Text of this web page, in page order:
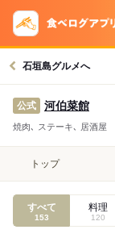
石垣島グルメへ
公式 河伯菜館
焼肉､ ステーキ､ 居酒屋
トップ
すべて
153
料理
120